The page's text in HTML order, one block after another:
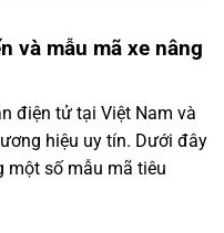
và mẫu mã xe nâng
điện tử tại Việt Nam và
hiệu uy tín. Dưới đây
một số mẫu mã tiêu